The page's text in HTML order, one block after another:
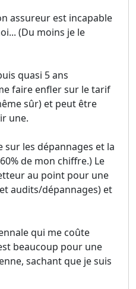
assureur est incapable
(Du moins je le
quasi 5 ans
faire enfler sur le tarif
sûr) et peut être
une.
les dépannages et la
de mon chiffre.) Le
au point pour une
audits/dépannages) et
qui me coûte
beaucoup pour une
sachant que je suis